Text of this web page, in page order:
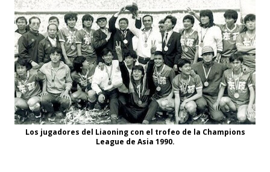
Los jugadores del Liaoning con el trofeo de la Champions
League de Asia 1990.